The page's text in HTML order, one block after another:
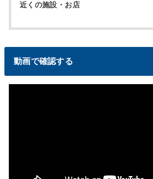
近くの施設・お店
動画で確認する